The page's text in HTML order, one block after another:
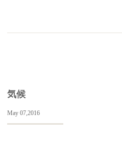
気候
May 07,2016